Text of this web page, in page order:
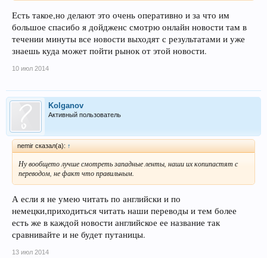
Есть такое,но делают это очень оперативно и за что им
большое спасибо я дойдженс смотрю онлайн новости там в
течении минуты все новости выходят с результатами и уже
знаешь куда может пойти рынок от этой новости.
10 июл 2014
Kolganov
Активный пользователь
nemir сказал(а): ↑
Ну вообщето лучше смотреть западные ленты, наши их копипастят с
переводом, не факт что правильным.
А если я не умею читать по английски и по
немецки,приходиться читать наши переводы и тем более
есть же в каждой новости английское ее название так
сравнивайте и не будет путаницы.
13 июл 2014